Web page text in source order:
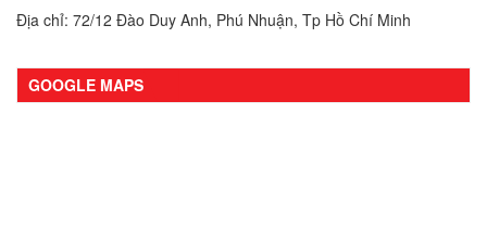
Địa chỉ: 72/12 Đào Duy Anh, Phú Nhuận, Tp Hồ Chí Minh
GOOGLE MAPS